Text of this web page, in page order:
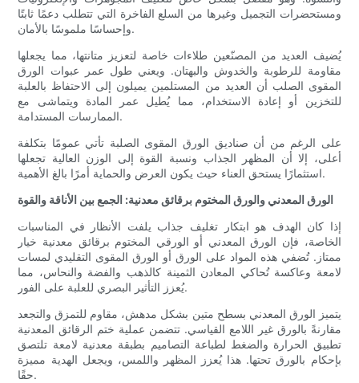
ومستحضرات التجميل وغيرها من السلع الفاخرة التي تتطلب دعمًا ثابتًا
وإحساسًا ملموسًا بالأمان.
يُضيف العديد من المصنّعين طلاءات خاصة لتعزيز متانتها، مما يجعلها
مقاومة للرطوبة والخدوش والبهتان. ويعني طول عمر عبوات الورق
المقوى الصلب أن العديد من المستلمين يميلون إلى الاحتفاظ بالعلبة
للتخزين أو إعادة الاستخدام، مما يُطيل عمر المادة ويتماشى مع
الممارسات المستدامة.
على الرغم من أن صناديق الورق المقوى الصلبة تأتي عمومًا بتكلفة
أعلى، إلا أن المظهر الجذاب ونسبة القوة إلى الوزن العالية تجعلها
استثمارًا يستحق العناء حيث يكون العرض والحماية أمرًا بالغ الأهمية.
الورق المعدني والورق المختوم برقائق معدنية: الجمع بين الأناقة والقوة
إذا كان الهدف هو ابتكار تغليف جذاب يلفت الأنظار في المناسبات
الخاصة، فإن الورق المعدني أو الورقي المختوم برقائق معدنية خيار
ممتاز. تُضفي هذه المواد على الورق أو الورق المقوى التقليدي لمسات
لامعة وعاكسة تُحاكي المعادن الثمينة كالذهب والفضة والنحاس، مما
يُعزز التأثير البصري للعلبة على الفور.
يتميز الورق المعدني بسطح متين بشكل مدهش، مقاوم للتمزق والتجعد
مقارنةً بالورق غير اللامع القياسي. تتضمن عملية ختم الرقائق المعدنية
تطبيق الحرارة والضغط لطباعة التصاميم بطبقة معدنية لامعة تلتصق
بإحكام بالورق تحتها. هذا يُعزز المظهر واللمس، ويجعل الهدية مميزة
حقًا.